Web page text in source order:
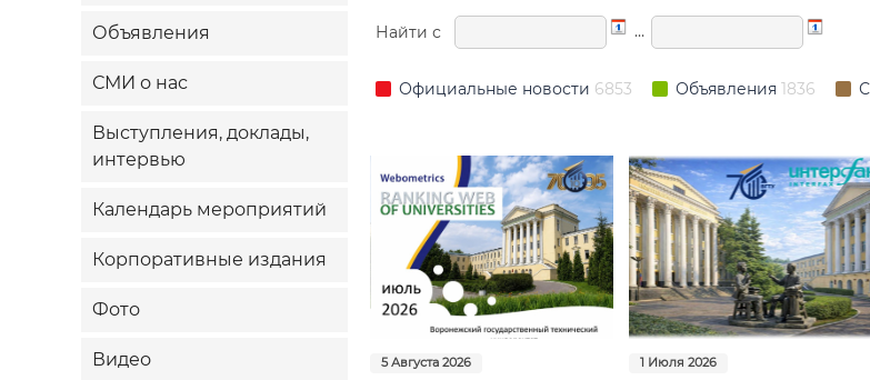
Объявления
СМИ о нас
Выступления, доклады,
интервью
Календарь мероприятий
Корпоративные издания
Фото
Видео
Найти с …
Официальные новости 6853 Объявления 1836
5 Августа 2026 1 Июля 2026